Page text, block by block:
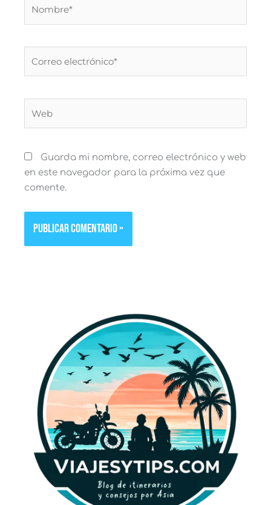
Guarda mi nombre, correo electrónico y web
en este navegador para la próxima vez que
comente.